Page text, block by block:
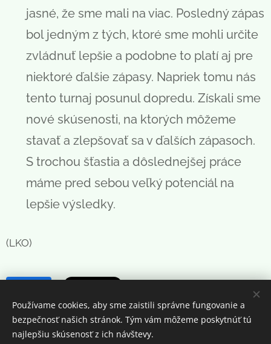
jasné, že sme mali na viac. Posledný zápas
bol jedným z tých, ktoré sme mohli určite
zvládnuť lepšie a podobne to platí aj pre
niektoré ďalšie zápasy. Napriek tomu nás
tento turnaj posunul dopredu. Získali sme
nové skúsenosti, na ktorých môžeme
stavať a zlepšovať sa v ďalších zápasoch.
S trochou šťastia a dôslednejšej práce
máme pred sebou veľký potenciál na
lepšie výsledky.
(LKO)
Používame cookies, aby sme zaistili správne fungovanie a
bezpečnosť našich stránok. Tým vám môžeme poskytnúť tú
najlepšiu skúsenosť z ich návštevy.